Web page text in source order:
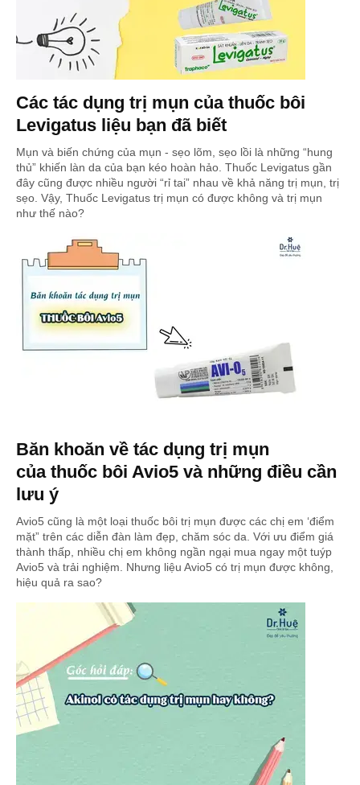
Các tác dụng trị mụn của thuốc bôi
Levigatus liệu bạn đã biết
Mụn và biến chứng của mụn - sẹo lõm, sẹo lồi là những “hung
thủ” khiến làn da của bạn kéo hoàn hảo. Thuốc Levigatus gần
đây cũng được nhiều người “rỉ tai” nhau về khả năng trị mụn, trị
sẹo. Vậy, Thuốc Levigatus trị mụn có được không và trị mụn
như thế nào?
Băn khoăn về tác dụng trị mụn
của thuốc bôi Avio5 và những điều cần
lưu ý
Avio5 cũng là một loại thuốc bôi trị mụn được các chị em ‘điểm
mặt” trên các diễn đàn làm đẹp, chăm sóc da. Với ưu điểm giá
thành thấp, nhiều chị em không ngần ngại mua ngay một tuýp
Avio5 và trải nghiệm. Nhưng liệu Avio5 có trị mụn được không,
hiệu quả ra sao?